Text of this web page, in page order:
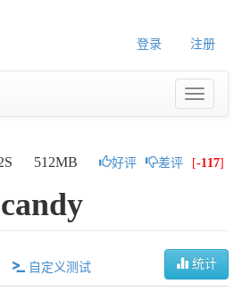
登录 注册
512MB 好评 差评 [-117]
candy
统计
自定义测试